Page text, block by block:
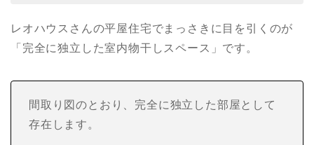
レオハウスさんの平屋住宅でまっさきに目を引くのが
「完全に独立した室内物干しスペース」です。
間取り図のとおり、完全に独立した部屋として
存在します。